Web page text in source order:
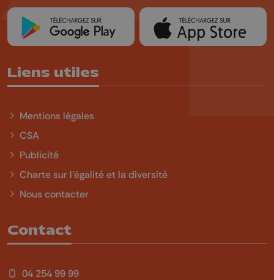
Liens utiles
Mentions légales
CSA
Publicité
Charte sur l'égalité et la diversité
Nous contacter
Contact
04 254 99 99